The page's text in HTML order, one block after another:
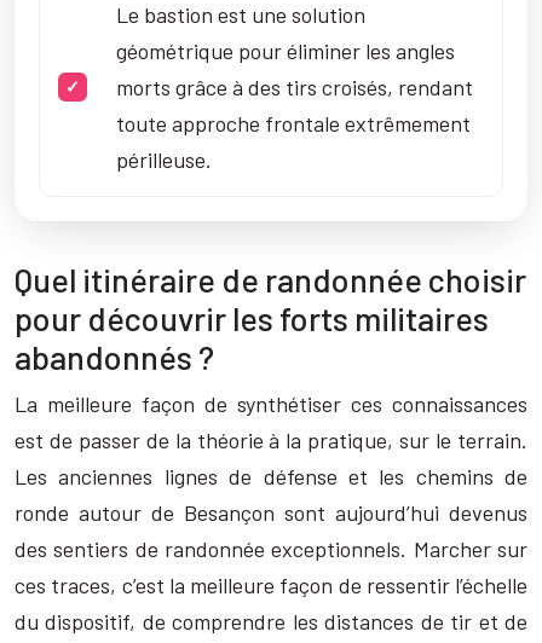
Le bastion est une solution
géométrique pour éliminer les angles
morts grâce à des tirs croisés, rendant
toute approche frontale extrêmement
périlleuse.
Quel itinéraire de randonnée choisir
pour découvrir les forts militaires
abandonnés ?
La meilleure façon de synthétiser ces connaissances
est de passer de la théorie à la pratique, sur le terrain.
Les anciennes lignes de défense et les chemins de
ronde autour de Besançon sont aujourd’hui devenus
des sentiers de randonnée exceptionnels. Marcher sur
ces traces, c’est la meilleure façon de ressentir l’échelle
du dispositif, de comprendre les distances de tir et de